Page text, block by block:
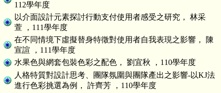
112學年度
以介面設計元素探討行動支付使用者感受之研究， 林采
萱 ，111學年度
在不同情境下虛擬替身特徵對使用者自我表現之影響， 陳
宣諠 ，111學年度
水果色與網套包裝色彩之配色， 劉宜秋 ，110學年度
人格特質對設計思考、團隊氛圍與團隊產出之影響-以KJ法
進行色彩挑選為例， 許齊芳 ，110學年度